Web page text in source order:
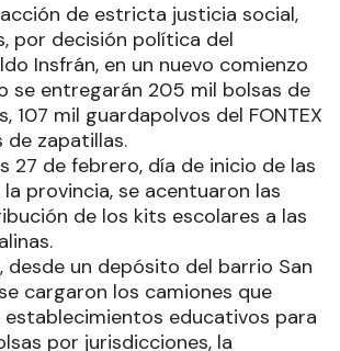
de estricta justicia social,
por decisión política del
Insfrán, en un nuevo comienzo
se entregarán 205 mil bolsas de
107 mil guardapolvos del FONTEX
de zapatillas.
27 de febrero, día de inicio de las
provincia, se acentuaron las
de los kits escolares a las
desde un depósito del barrio San
cargaron los camiones que
educativos para
por jurisdicciones, la